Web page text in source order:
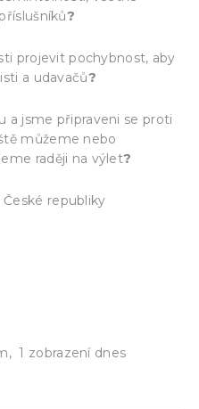
?
projevit pochybnost, aby
a udavačů?
a jsme připraveni se proti
můžeme nebo
raději na výlet?
republiky
1 zobrazení dnes